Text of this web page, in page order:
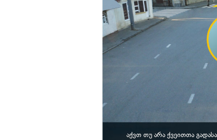
აქვთ თუ არა ქვეითთა